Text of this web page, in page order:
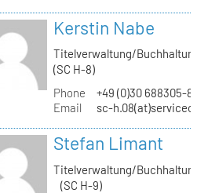
Kerstin Nabe
Titelverwaltung/
(SC H-8)
Phone
+49 (0)30 688305-
Email
sc-
Stefan Limant
Titelverwaltung/
(SC H-9)